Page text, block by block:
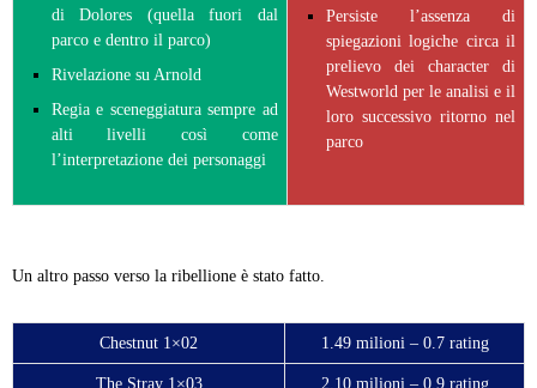
di Dolores (quella fuori dal
parco e dentro il parco)
Rivelazione su Arnold
Regia e sceneggiatura sempre ad
alti livelli così come
l’interpretazione dei personaggi
Persiste l’assenza di
spiegazioni logiche circa il
prelievo dei character di
Westworld per le analisi e il
loro successivo ritorno nel
parco
Un altro passo verso la ribellione è stato fatto.
Chestnut 1×02 1.49 milioni – 0.7 rating
The Stray 1×03 2.10 milioni – 0.9 rating